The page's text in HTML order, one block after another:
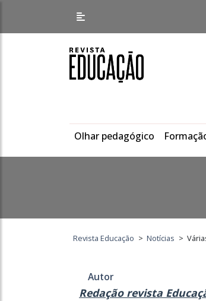
Olhar pedagógico
Revista Educação > Notícias >
Autor
Redação revista